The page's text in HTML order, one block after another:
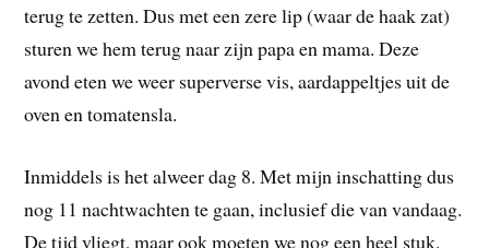
terug te zetten. Dus met een zere lip (waar de haak zat)
sturen we hem terug naar zijn papa en mama. Deze
avond eten we weer superverse vis, aardappeltjes uit de
oven en tomatensla.
Inmiddels is het alweer dag 8. Met mijn inschatting dus
nog 11 nachtwachten te gaan, inclusief die van vandaag.
De tijd vliegt, maar ook moeten we nog een heel stuk.